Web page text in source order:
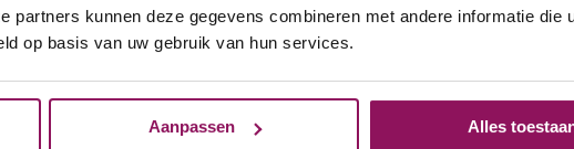
partners kunnen deze gegevens combineren met andere informatie die
op basis van uw gebruik van hun services.
Aanpassen Alles